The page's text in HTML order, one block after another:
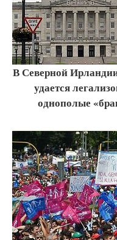
В Северной
удается
однополые